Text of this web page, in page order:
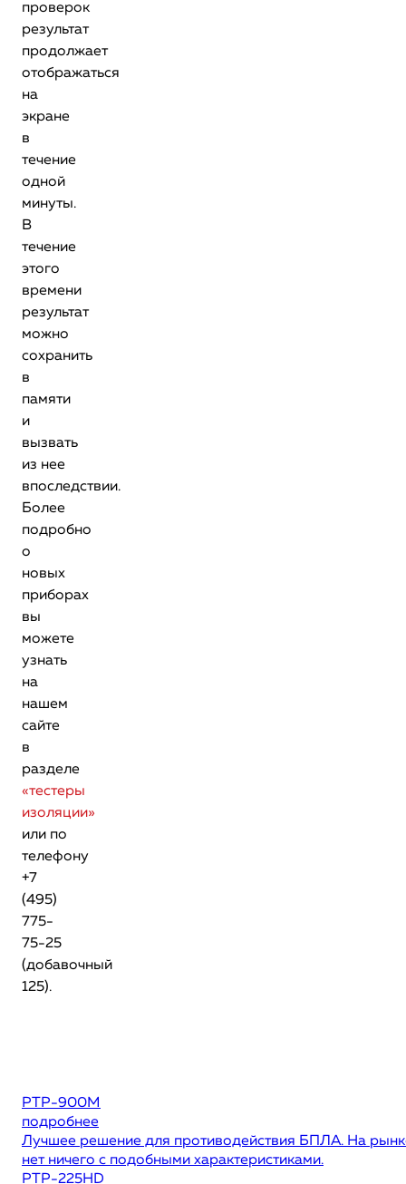
проверок
результат
продолжает
отображаться
на
экране
в
течение
одной
минуты.
В
течение
этого
времени
результат
можно
сохранить
в
памяти
и
вызвать
из нее
впоследствии.
Более
подробно
о
новых
приборах
вы
можете
узнать
на
нашем
сайте
в
разделе
«тестеры
изоляции»
или по
телефону
+7
(495)
775-
75-25
(добавочный
125).
РТР-900М
подробнее
Лучшее решение для противодействия БПЛА. На
нет ничего с подобными характеристиками.
РТР-225HD